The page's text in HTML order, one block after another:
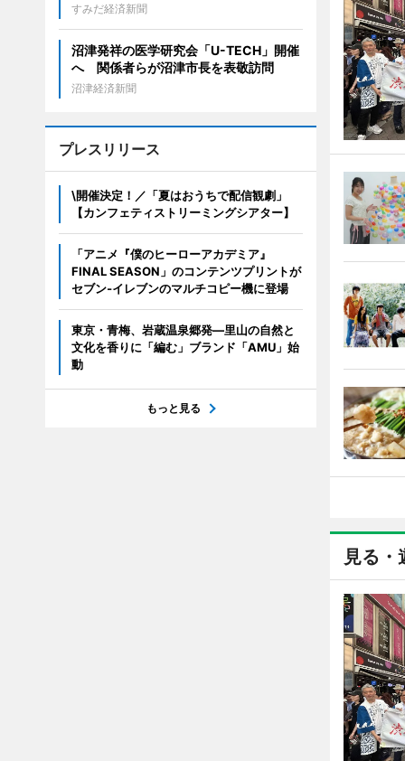
見る・
すみだ経済新聞
沼津発祥の医学研究会「U-TECH」開催
へ 関係者らが沼津市長を表敬訪問
沼津経済新聞
プレスリリース
\開催決定！／「夏はおうちで配信観劇」
【カンフェティストリーミングシアター】
「アニメ『僕のヒーローアカデミア』
FINAL SEASON」のコンテンツプリントが
セブン‐イレブンのマルチコピー機に登場
東京・青梅、岩蔵温泉郷発―里山の自然と
文化を香りに「編む」ブランド「AMU」始
動
もっと見る